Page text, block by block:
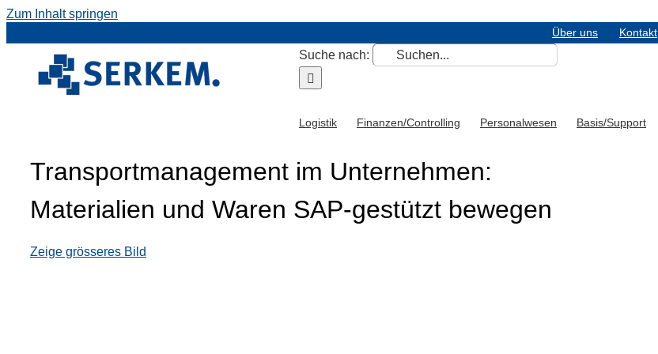
Zum Inhalt springen
Über uns Kontakt
Suche nach:
Logistik Finanzen/Controlling Personalwesen Basis/Support
Zeige grösseres Bild
Transportmanagement im Unternehmen:
Materialien und Waren SAP-gestützt bewegen